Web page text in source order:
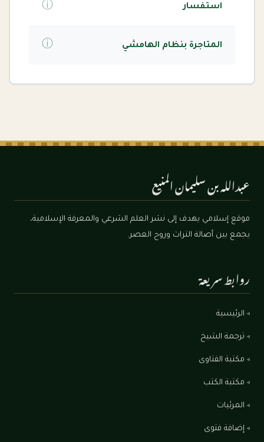
استفسار ⓘ
المتاجرة بنظام الهامشي ⓘ
عبدالله بن سليمان المنيع
موقع إسلامي يهدف إلى نشر العلم الشرعي والمعرفة الإسلامية،
يجمع بين أصالة التراث وروح العصر.
روابط سريعة
الرئيسية
ترجمة الشيخ
مكتبة الفتاوى
مكتبة الكتب
المرئيات
إضافة فتوى